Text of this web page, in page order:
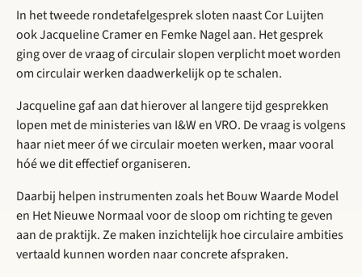
In het tweede rondetafelgesprek sloten naast Cor Luijten
ook Jacqueline Cramer en Femke Nagel aan. Het gesprek
ging over de vraag of circulair slopen verplicht moet worden
om circulair werken daadwerkelijk op te schalen.
Jacqueline gaf aan dat hierover al langere tijd gesprekken
lopen met de ministeries van I&W en VRO. De vraag is volgens
haar niet meer óf we circulair moeten werken, maar vooral
hóé we dit effectief organiseren.
Daarbij helpen instrumenten zoals het Bouw Waarde Model
en Het Nieuwe Normaal voor de sloop om richting te geven
aan de praktijk. Ze maken inzichtelijk hoe circulaire ambities
vertaald kunnen worden naar concrete afspraken.